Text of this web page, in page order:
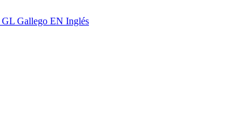
GL Gallego EN Inglés